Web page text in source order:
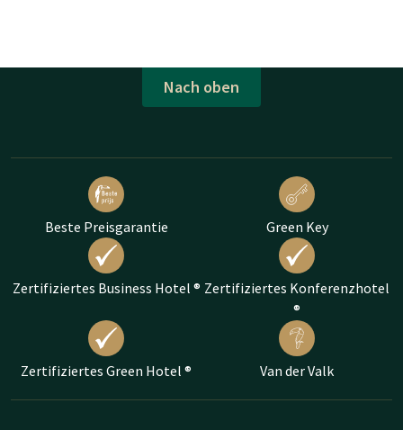
Nach oben
Beste Preisgarantie Green Key
Zertifiziertes Business Hotel ® Zertifiziertes Konferenzhotel
®
Zertifiziertes Green Hotel ® Van der Valk